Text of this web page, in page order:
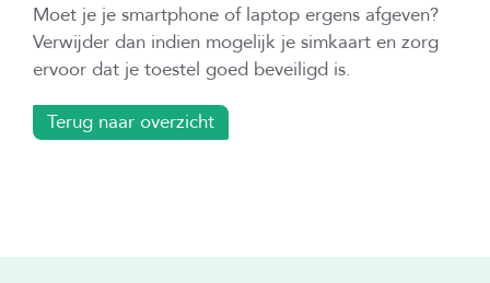
Moet je je smartphone of laptop ergens afgeven?
Verwijder dan indien mogelijk je simkaart en zorg
ervoor dat je toestel goed beveiligd is.
Terug naar overzicht